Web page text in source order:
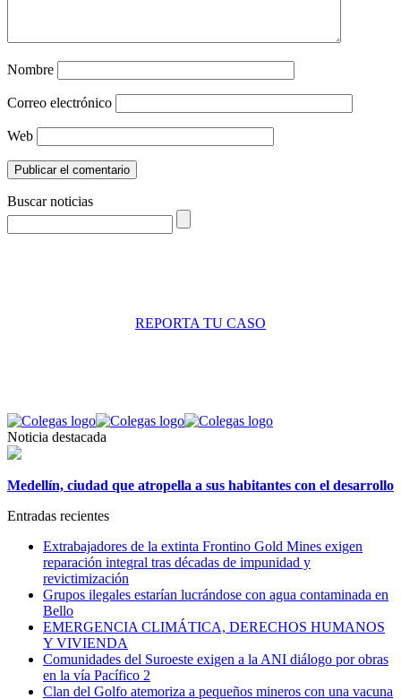
Nombre
Correo electrónico
Web
Buscar noticias
REPORTA TU CASO
Noticia destacada
Medellín, ciudad que atropella a sus habitantes con el desarrollo
Entradas recientes
Extrabajadores de la extinta Frontino Gold Mines exigen
reparación integral tras décadas de impunidad y
revictimización
Grupos ilegales estarían lucrándose con agua contaminada en
Bello
EMERGENCIA CLIMÁTICA, DERECHOS HUMANOS
Y VIVIENDA
Comunidades del Suroeste exigen a la ANI diálogo por obras
en la vía Pacífico 2
Clan del Golfo atemoriza a pequeños mineros con una vacuna